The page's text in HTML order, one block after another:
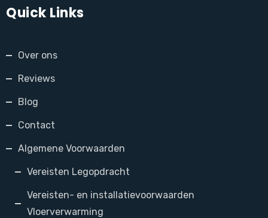
Quick Links
Over ons
Reviews
Blog
Contact
Algemene Voorwaarden
Vereisten Legopdracht
Vereisten- en installatievoorwaarden
Vloerverwarming